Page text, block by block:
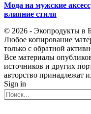
Мода на мужские
влияние стиля
© 2026 - Экопродукты в
Любое копирование
только с обратной
Все материалы
источников и других
авторство принадлежат
Sign in